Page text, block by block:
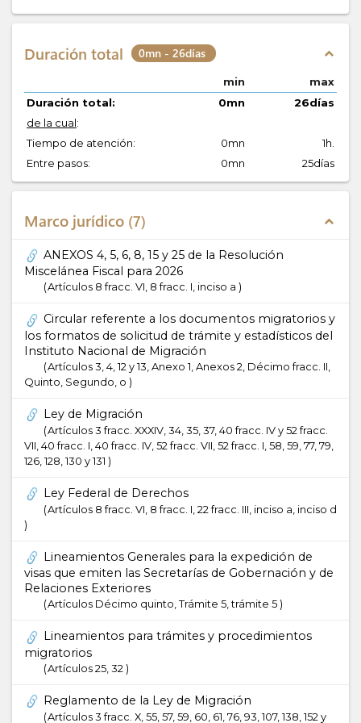
Duración total 0mn - 26días expand_less
min
max
Duración total:
0mn
26días
de la cual:
Tiempo de atención:
0mn
1h.
Entre pasos:
0mn 25días
Marco jurídico 7 expand_less
ANEXOS 4, 5, 6, 8, 15 y 25 de la Resolución
Miscelánea Fiscal para 2026
Artículos 8 fracc. VI, 8 fracc. I, inciso a
Circular referente a los documentos migratorios y
los formatos de solicitud de trámite y estadísticos del
Instituto Nacional de Migración
Artículos 3, 4, 12 y 13, Anexo 1, Anexos 2, Décimo fracc. II,
Quinto, Segundo, o
Ley de Migración
Artículos 3 fracc. XXXIV, 34, 35, 37, 40 fracc. IV y 52 fracc.
VII, 40 fracc. I, 40 fracc. IV, 52 fracc. VII, 52 fracc. I, 58, 59, 77, 79,
126, 128, 130 y 131
Ley Federal de Derechos
Artículos 8 fracc. VI, 8 fracc. I, 22 fracc. III, inciso a, inciso d
Lineamientos Generales para la expedición de
visas que emiten las Secretarías de Gobernación y de
Relaciones Exteriores
Artículos Décimo quinto, Trámite 5, trámite 5
Lineamientos para trámites y procedimientos
migratorios
Artículos 25, 32
Reglamento de la Ley de Migración
Artículos 3 fracc. X, 55, 57, 59, 60, 61, 76, 93, 107, 138, 152 y